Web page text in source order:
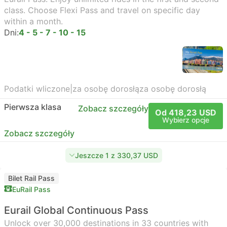
class. Choose Flexi Pass and travel on specific day
within a month.
Dni:4 - 5 - 7 - 10 - 15
Podatki wliczone za osobę dorosłąza osobę dorosłą
Pierwsza klasa
Zobacz szczegóły Od 418,23 USD
Wybierz opcje
Zobacz szczegóły
Jeszcze 1 z 330,37 USD
Bilet Rail Pass
EuRail Pass
Eurail Global Continuous Pass
Unlock over 30,000 destinations in 33 countries with